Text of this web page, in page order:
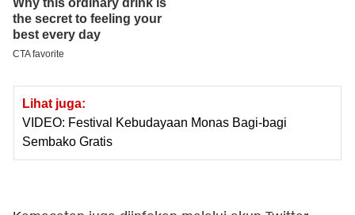
Lihat juga:
VIDEO: Festival Kebudayaan Monas Bagi-bagi
Sembako Gratis